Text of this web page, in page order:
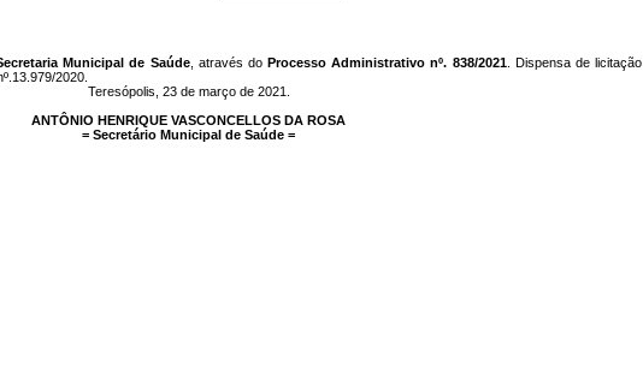
Municipal de Saúde, através doProcesso Administrativo nº. 838/2021. Dispensa de licitação
2020.
Teresópolis, 23 de março de 2021.
ANTÔNIO HENRIQUE VASCONCELLOS DA ROSA
= Secretário Municipal de Saúde =